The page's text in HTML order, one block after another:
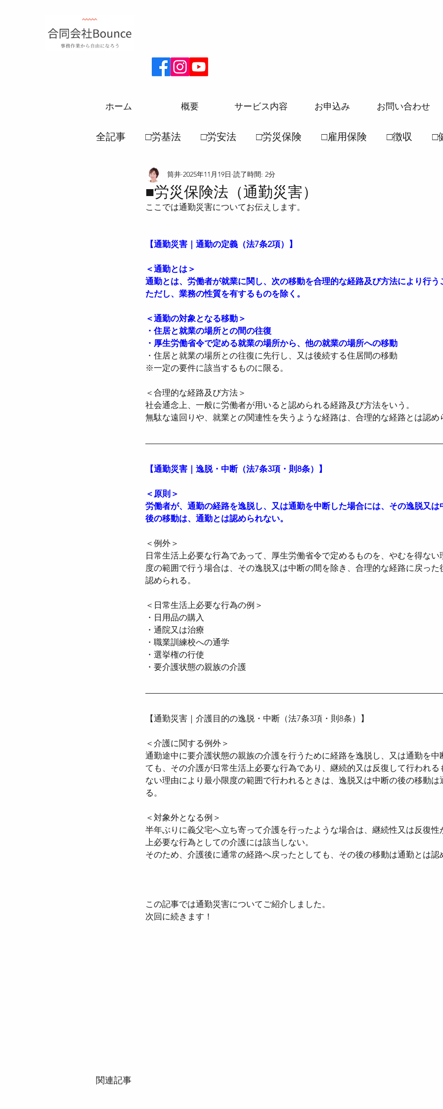
ホーム 概要 サービス内容 お申込み お問い合わせ
全記事 □労基法 □労安法 □労災保険 □雇用保険 □徴収 □
□厚生年金 □労務一般常識 □社保一般常識
●確定給付企業年金法 ●確定拠出年金法
●労働組合法 ●労働時間設定改善法
■労災保険法（通勤災害）
筒井 2025年11月19日 読了時間: 2分
ここでは通勤災害についてお伝えします。
【通勤災害｜通勤の定義（法7条2項）】
＜通勤とは＞
通勤とは、労働者が就業に関し、次の移動を合理的な経路及び方法により行う
ただし、業務の性質を有するものを除く。
＜通勤の対象となる移動＞
・住居と就業の場所との間の往復
・厚生労働省令で定める就業の場所から、他の就業の場所への移動
・住居と就業の場所との往復に先行し、又は後続する住居間の移動
※一定の要件に該当するものに限る。
＜合理的な経路及び方法＞
社会通念上、一般に労働者が用いると認められる経路及び方法をいう。
無駄な遠回りや、就業との関連性を失うような経路は、合理的な経路とは認め
【通勤災害｜逸脱・中断（法7条3項・則8条）】
＜原則＞
労働者が、通勤の経路を逸脱し、又は通勤を中断した場合には、その逸脱又は
後の移動は、通勤とは認められない。
＜例外＞
日常生活上必要な行為であって、厚生労働省令で定めるものを、やむを得ない
度の範囲で行う場合は、その逸脱又は中断の間を除き、合理的な経路に戻った
認められる。
＜日常生活上必要な行為の例＞
・日用品の購入
・通院又は治療
・職業訓練校への通学
・選挙権の行使
・要介護状態の親族の介護
【通勤災害｜介護目的の逸脱・中断（法7条3項・則8条）】
＜介護に関する例外＞
通勤途中に要介護状態の親族の介護を行うために経路を逸脱し、又は通勤を中
ても、その介護が日常生活上必要な行為であり、継続的又は反復して行われる
ない理由により最小限度の範囲で行われるときは、逸脱又は中断の後の移動は
る。
＜対象外となる例＞
半年ぶりに義父宅へ立ち寄って介護を行ったような場合は、継続性又は反復性
上必要な行為としての介護には該当しない。
そのため、介護後に通常の経路へ戻ったとしても、その後の移動は通勤とは認
この記事では通勤災害についてご紹介しました。
次回に続きます！
関連記事